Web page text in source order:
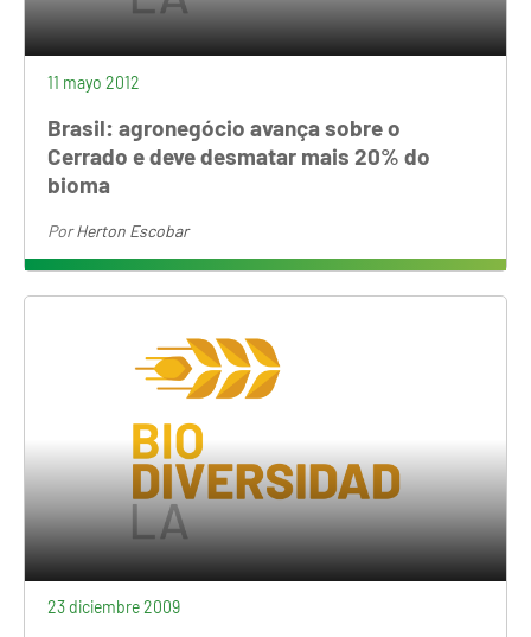
11 mayo 2012
Brasil: agronegócio avança sobre o
Cerrado e deve desmatar mais 20% do
bioma
PorHerton Escobar
23 diciembre 2009